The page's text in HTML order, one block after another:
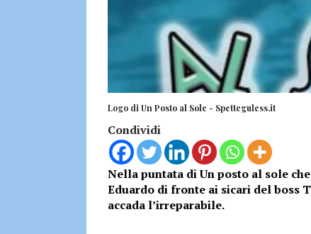
Logo di Un Posto al Sole - Spetteguless.it
Condividi
Nella puntata di Un posto al sole
Eduardo di fronte ai sicari del boss
accada l’irreparabile.